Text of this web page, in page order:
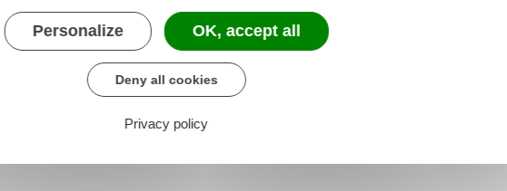
Personalize OK, accept all
Deny all cookies
Privacy policy